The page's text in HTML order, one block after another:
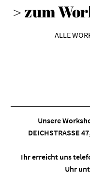
> zum
ALLE
Unsere
DEICHSTRASSE
Ihr erreicht uns
Uhr